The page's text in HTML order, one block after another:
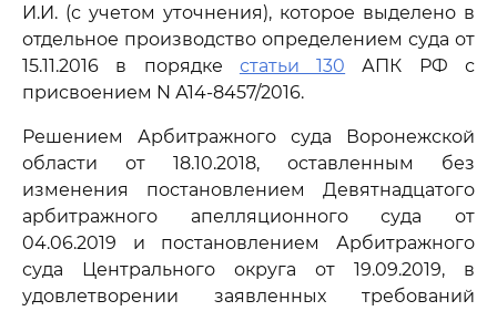
И.И. (с учетом уточнения), которое выделено в
отдельное производство определением суда от
15.11.2016 в порядке статьи 130 АПК РФ с
присвоением N А14-8457/2016.
Решением Арбитражного суда Воронежской
области от 18.10.2018, оставленным без
изменения постановлением Девятнадцатого
арбитражного апелляционного суда от
04.06.2019 и постановлением Арбитражного
суда Центрального округа от 19.09.2019, в
удовлетворении заявленных требований